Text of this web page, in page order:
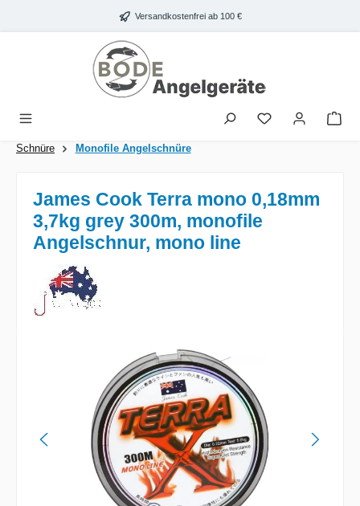
Zum Hauptinhalt springen Versandkostenfrei ab 100 €
Schnüre Monofile Angelschnüre
James Cook Terra mono 0,18mm
3,7kg grey 300m, monofile
Angelschnur, mono line
Bildergalerie überspringen